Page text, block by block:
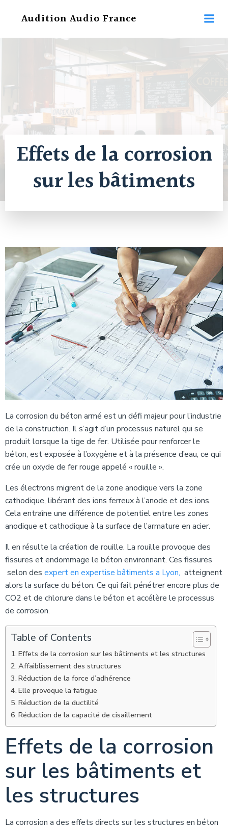
au
Audition Audio France
Effets de la corrosion
sur les bâtiments
La corrosion du béton armé est un défi majeur pour l’industrie
de la construction. Il s’agit d’un processus naturel qui se
produit lorsque la tige de fer. Utilisée pour renforcer le
béton, est exposée à l’oxygène et à la présence d’eau, ce qui
crée un oxyde de fer rouge appelé « rouille ».
Les électrons migrent de la zone anodique vers la zone
cathodique, libérant des ions ferreux à l’anode et des ions.
Cela entraîne une différence de potentiel entre les zones
anodique et cathodique à la surface de l’armature en acier.
Il en résulte la création de rouille. La rouille provoque des
fissures et endommage le béton environnant. Ces fissures
selon des expert en expertise bâtiments a Lyon, atteignent
alors la surface du béton. Ce qui fait pénétrer encore plus de
CO2 et de chlorure dans le béton et accélère le processus
de corrosion.
Table of Contents
Effets de la corrosion sur les bâtiments et les structures
Affaiblissement des structures
Réduction de la force d’adhérence
Elle provoque la fatigue
Réduction de la ductilité
Réduction de la capacité de cisaillement
Effets de la corrosion
sur les bâtiments et
les structures
La corrosion a des effets directs sur les structures en béton